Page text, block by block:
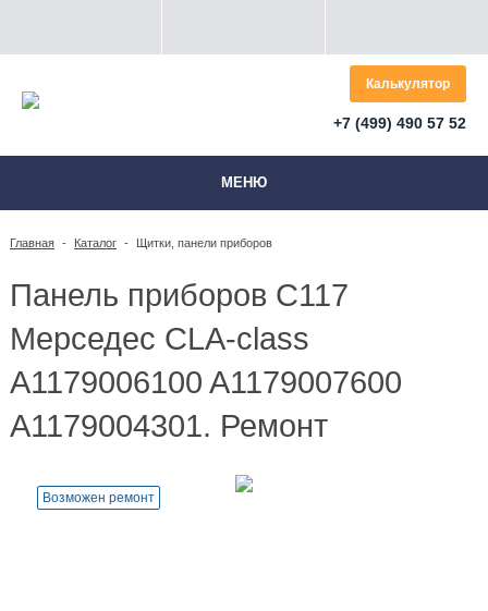
Калькулятор
+7 (499) 490 57 52
МЕНЮ
Главная - Каталог - Щитки, панели приборов
Панель приборов C117
Мерседес CLA-class
A1179006100 A1179007600
A1179004301. Ремонт
Возможен ремонт